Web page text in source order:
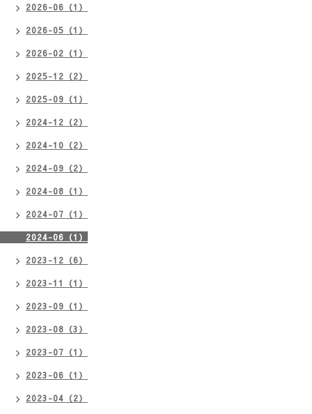
2026-06（1）
2026-05（1）
2026-02（1）
2025-12（2）
2025-09（1）
2024-12（2）
2024-10（2）
2024-09（2）
2024-08（1）
2024-07（1）
2024-06（1）
2023-12（6）
2023-11（1）
2023-09（1）
2023-08（3）
2023-07（1）
2023-06（1）
2023-04（2）